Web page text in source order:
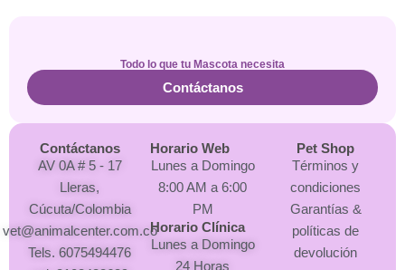
Todo lo que tu Mascota necesita
Contáctanos
Contáctanos
AV 0A # 5 - 17
Lleras,
Cúcuta/Colombia
vet@animalcenter.com.co
Tels. 6075494476
Horario Web
Lunes a Domingo
8:00 AM a 6:00
PM
Horario Clínica
Lunes a Domingo
24 Horas
Pet Shop
Términos y
condiciones
Garantías &
políticas de
devolución